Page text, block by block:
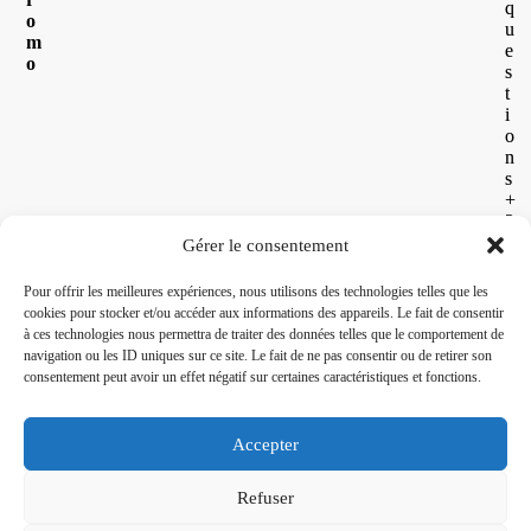
Gérer le consentement
Pour offrir les meilleures expériences, nous utilisons des technologies telles que les
cookies pour stocker et/ou accéder aux informations des appareils. Le fait de consentir
à ces technologies nous permettra de traiter des données telles que le comportement de
navigation ou les ID uniques sur ce site. Le fait de ne pas consentir ou de retirer son
consentement peut avoir un effet négatif sur certaines caractéristiques et fonctions.
Accepter
Refuser
o
m
o
q
u
e
s
t
i
o
n
s
+
2